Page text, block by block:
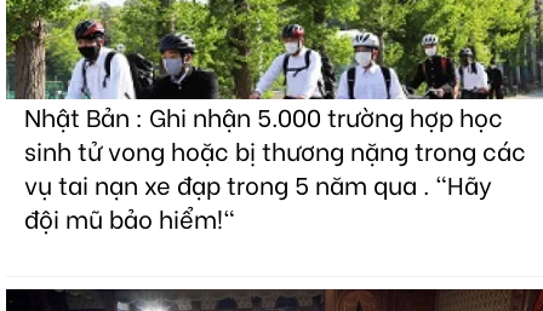
Nhật Bản : Ghi nhận 5.000 trường hợp học
sinh tử vong hoặc bị thương nặng trong các
vụ tai nạn xe đạp trong 5 năm qua . "Hãy
đội mũ bảo hiểm!"